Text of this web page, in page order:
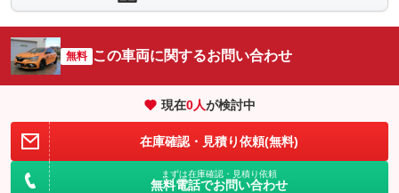
備考 －
このパックの見積もり依頼（無料）
パック内容
前後カメラモデルなど他のモデルも取り揃えておりますので、お
このパックの見積もり依頼（無料）
車両本体価
格
しっかりとボディ磨いて下地処理をした後に、ガラスコーティン
グを施工させて頂きます。
備考
専用施工証明書も発行いたします。
無料 この車両に関するお問い合わせ
現在0人が検討中
在庫確認・見積り依頼(無料)
まずは在庫確認・見積り依頼
無料電話でお問い合わせ